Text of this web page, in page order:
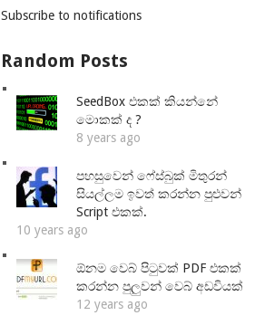
Subscribe to notifications
Random Posts
SeedBox එකක් කියන්නේ
මොකක් ද ?
8 years ago
පහසුවෙන් ෆේස්බුක් මිතුරන්
සියල්ලම ඉවත් කරන්න පුළුවන්
Script එකක්.
10 years ago
ඕනම වෙබ් පිටුවක් PDF එකක්
කරන්න පුලුවන් වෙබ් අඩවියක්
12 years ago